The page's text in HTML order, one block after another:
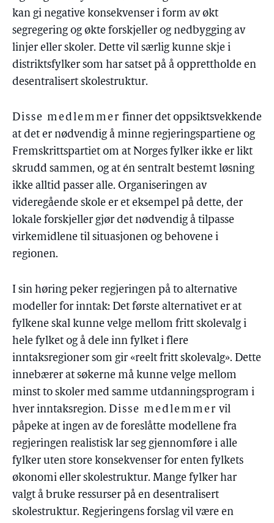
kan gi negative konsekvenser i form av økt
segregering og økte forskjeller og nedbygging av
linjer eller skoler. Dette vil særlig kunne skje i
distriktsfylker som har satset på å opprettholde en
desentralisert skolestruktur.
Disse medlemmer finner det oppsiktsvekkende
at det er nødvendig å minne regjeringspartiene og
Fremskrittspartiet om at Norges fylker ikke er likt
skrudd sammen, og at én sentralt bestemt løsning
ikke alltid passer alle. Organiseringen av
videregående skole er et eksempel på dette, der
lokale forskjeller gjør det nødvendig å tilpasse
virkemidlene til situasjonen og behovene i
regionen.
I sin høring peker regjeringen på to alternative
modeller for inntak: Det første alternativet er at
fylkene skal kunne velge mellom fritt skolevalg i
hele fylket og å dele inn fylket i flere
inntaksregioner som gir «reelt fritt skolevalg». Dette
innebærer at søkerne må kunne velge mellom
minst to skoler med samme utdanningsprogram i
hver inntaksregion. Disse medlemmer vil
påpeke at ingen av de foreslåtte modellene fra
regjeringen realistisk lar seg gjennomføre i alle
fylker uten store konsekvenser for enten fylkets
økonomi eller skolestruktur. Mange fylker har
valgt å bruke ressurser på en desentralisert
skolestruktur. Regjeringens forslag vil være en